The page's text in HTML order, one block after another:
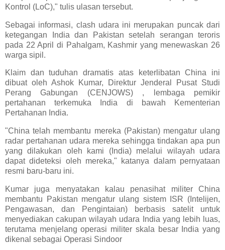
Kontrol (LoC)," tulis ulasan tersebut.
Sebagai informasi, clash udara ini merupakan puncak dari
ketegangan India dan Pakistan setelah serangan teroris
pada 22 April di Pahalgam, Kashmir yang menewaskan 26
warga sipil.
Klaim dan tuduhan dramatis atas keterlibatan China ini
dibuat oleh Ashok Kumar, Direktur Jenderal Pusat Studi
Perang Gabungan (CENJOWS) , lembaga pemikir
pertahanan terkemuka India di bawah Kementerian
Pertahanan India.
"China telah membantu mereka (Pakistan) mengatur ulang
radar pertahanan udara mereka sehingga tindakan apa pun
yang dilakukan oleh kami (India) melalui wilayah udara
dapat dideteksi oleh mereka," katanya dalam pernyataan
resmi baru-baru ini.
Kumar juga menyatakan kalau penasihat militer China
membantu Pakistan mengatur ulang sistem ISR (Intelijen,
Pengawasan, dan Pengintaian) berbasis satelit untuk
menyediakan cakupan wilayah udara India yang lebih luas,
terutama menjelang operasi militer skala besar India yang
dikenal sebagai Operasi Sindoor